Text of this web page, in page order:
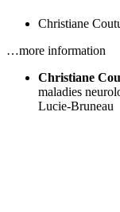
Christiane
…more information
Christiane
maladies
Lucie-Bruneau